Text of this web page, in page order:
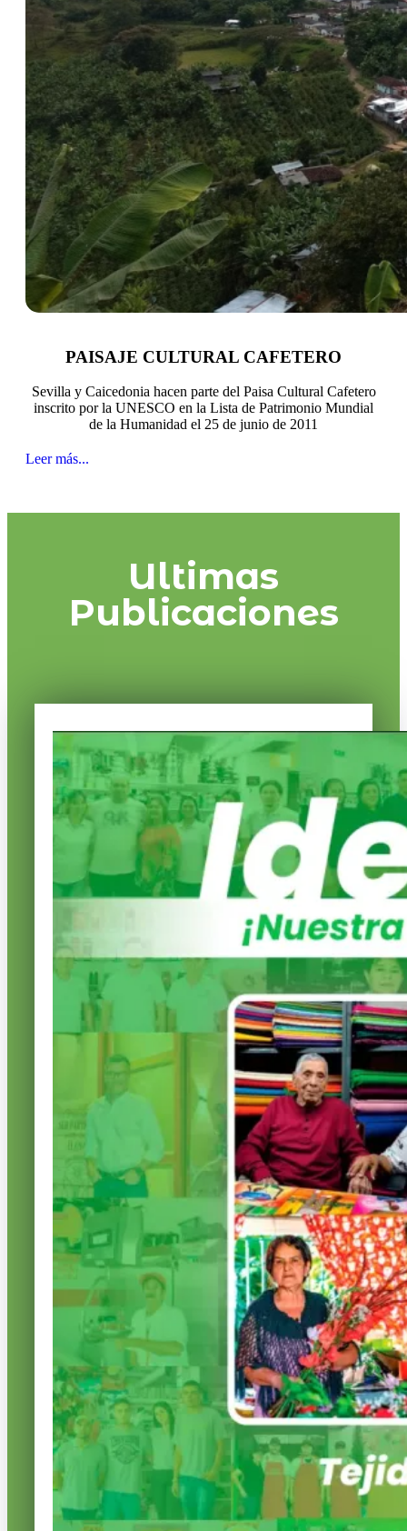
PAISAJE CULTURAL CAFETERO
Sevilla y Caicedonia hacen parte del Paisa Cultural Cafetero
inscrito por la UNESCO en la Lista de Patrimonio Mundial
de la Humanidad el 25 de junio de 2011
Leer más...
Ultimas
Publicaciones